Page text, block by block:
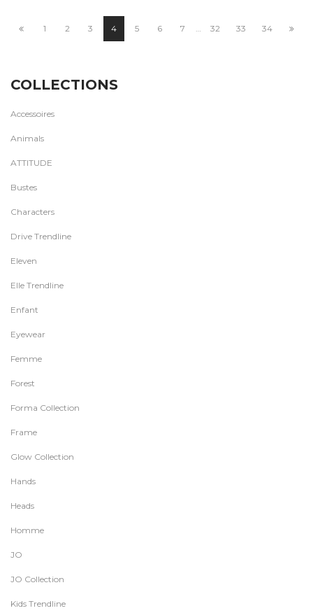
1 2 3 4 5 6 7 32 33 34
COLLECTIONS
Accessoires
Animals
ATTITUDE
Bustes
Characters
Drive Trendline
Eleven
Elle Trendline
Enfant
Eyewear
Femme
Forest
Forma Collection
Frame
Glow Collection
Hands
Heads
Homme
JO
JO Collection
Kids Trendline